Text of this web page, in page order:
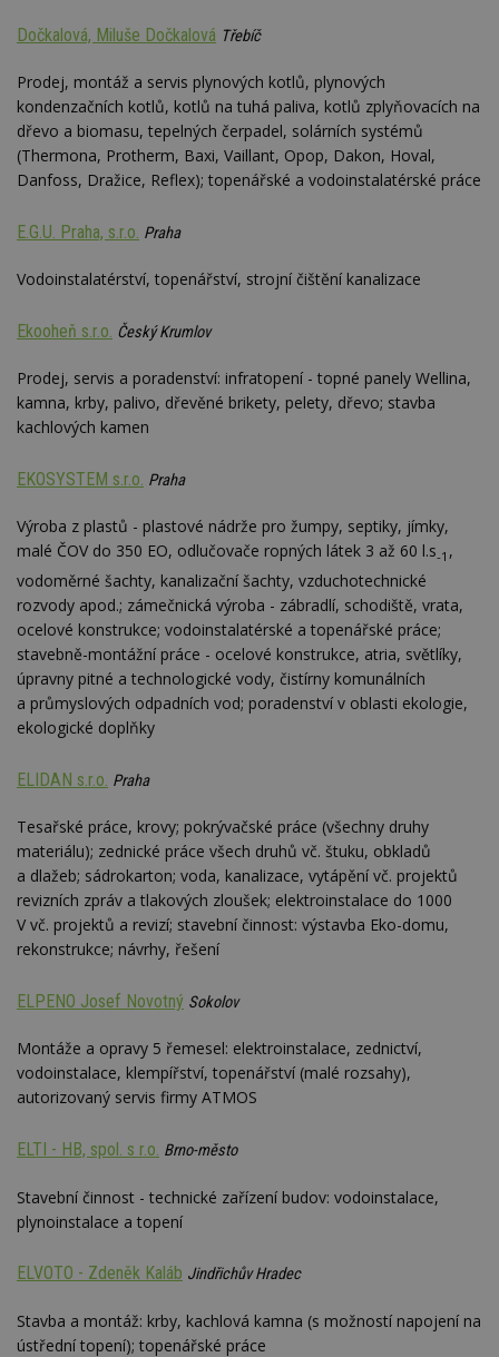
Dočkalová, Miluše Dočkalová Třebíč
Prodej, montáž a servis plynových kotlů, plynových
kondenzačních kotlů, kotlů na tuhá paliva, kotlů zplyňovacích na
dřevo a biomasu, tepelných čerpadel, solárních systémů
(Thermona, Protherm, Baxi, Vaillant, Opop, Dakon, Hoval,
Danfoss, Dražice, Reflex); topenářské a vodoinstalatérské práce
E.G.U. Praha, s.r.o. Praha
Vodoinstalatérství, topenářství, strojní čištění kanalizace
Ekooheň s.r.o. Český Krumlov
Prodej, servis a poradenství: infratopení - topné panely Wellina,
kamna, krby, palivo, dřevěné brikety, pelety, dřevo; stavba
kachlových kamen
EKOSYSTEM s.r.o. Praha
Výroba z plastů - plastové nádrže pro žumpy, septiky, jímky,
malé ČOV do 350 EO, odlučovače ropných látek 3 až 60 l.s-1 ,
vodoměrné šachty, kanalizační šachty, vzduchotechnické
rozvody apod.; zámečnická výroba - zábradlí, schodiště, vrata,
ocelové konstrukce; vodoinstalatérské a topenářské práce;
stavebně-montážní práce - ocelové konstrukce, atria, světlíky,
úpravny pitné a technologické vody, čistírny komunálních
a průmyslových odpadních vod; poradenství v oblasti ekologie,
ekologické doplňky
ELIDAN s.r.o. Praha
Tesařské práce, krovy; pokrývačské práce (všechny druhy
materiálu); zednické práce všech druhů vč. štuku, obkladů
a dlažeb; sádrokarton; voda, kanalizace, vytápění vč. projektů
revizních zpráv a tlakových zloušek; elektroinstalace do 1000
V vč. projektů a revizí; stavební činnost: výstavba Eko-domu,
rekonstrukce; návrhy, řešení
ELPENO Josef Novotný Sokolov
Montáže a opravy 5 řemesel: elektroinstalace, zednictví,
vodoinstalace, klempířství, topenářství (malé rozsahy),
autorizovaný servis firmy ATMOS
ELTI - HB, spol. s r.o. Brno-město
Stavební činnost - technické zařízení budov: vodoinstalace,
plynoinstalace a topení
ELVOTO - Zdeněk Kaláb Jindřichův Hradec
Stavba a montáž: krby, kachlová kamna (s možností napojení na
ústřední topení); topenářské práce